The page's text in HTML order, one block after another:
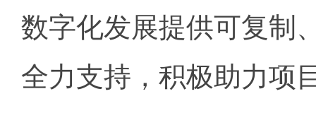
数字化发展提供可复制
全力支持，积极助力项